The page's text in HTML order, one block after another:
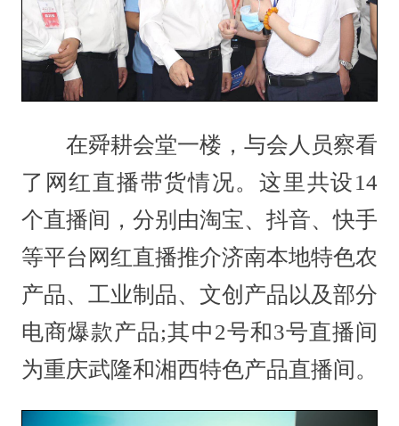
在舜耕会堂一楼，与会人员察看
了网红直播带货情况。这里共设14
个直播间，分别由淘宝、抖音、快手
等平台网红直播推介济南本地特色农
产品、工业制品、文创产品以及部分
电商爆款产品;其中2号和3号直播间
为重庆武隆和湘西特色产品直播间。